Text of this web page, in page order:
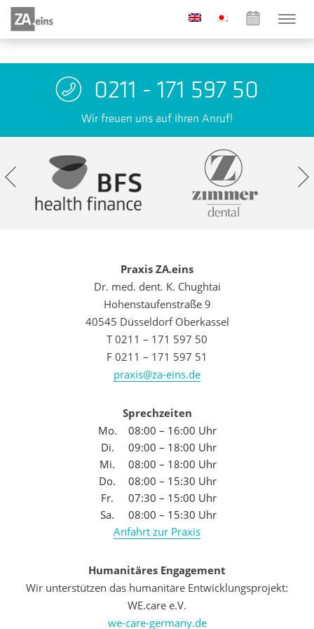
0211 - 171 597 50
Wir freuen uns auf Ihren Anruf!
Praxis ZA.eins
Dr. med. dent. K. Chughtai
Hohenstaufenstraße 9
40545 Düsseldorf Oberkassel
T 0211 – 171 597 50
F 0211 – 171 597 51
praxis@za-eins.de
Sprechzeiten
Mo.
08:00 – 16:00 Uhr
Di.
09:00 – 18:00 Uhr
Mi.
08:00 – 18:00 Uhr
Do.
08:00 – 15:30 Uhr
Fr.
07:30 – 15:00 Uhr
Sa.
08:00 – 15:30 Uhr
Anfahrt zur Praxis
Humanitäres Engagement
Wir unterstützen das humanitäre Entwicklungsprojekt:
WE.care e.V.
we-care-germany.de